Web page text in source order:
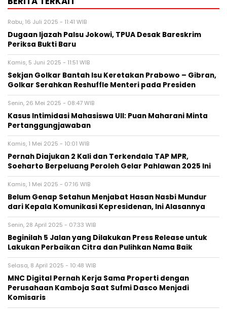
Rabu, 16 Juli 2025 - 11:41 WIB
Dugaan Ijazah Palsu Jokowi, TPUA Desak Bareskrim
Periksa Bukti Baru
Kamis, 5 Juni 2025 - 11:51 WIB
Sekjan Golkar Bantah Isu Keretakan Prabowo – Gibran,
Golkar Serahkan Reshuffle Menteri pada Presiden
Senin, 26 Mei 2025 - 08:47 WIB
Kasus Intimidasi Mahasiswa UII: Puan Maharani Minta
Pertanggungjawaban
Kamis, 1 Mei 2025 - 10:01 WIB
Pernah Diajukan 2 Kali dan Terkendala TAP MPR,
Soeharto Berpeluang Peroleh Gelar Pahlawan 2025 Ini
Kamis, 1 Mei 2025 - 07:16 WIB
Belum Genap Setahun Menjabat Hasan Nasbi Mundur
dari Kepala Komunikasi Kepresidenan, Ini Alasannya
Senin, 28 April 2025 - 07:33 WIB
Beginilah 5 Jalan yang Dilakukan Press Release untuk
Lakukan Perbaikan Citra dan Pulihkan Nama Baik
Selasa, 8 April 2025 - 10:48 WIB
MNC Digital Pernah Kerja Sama Properti dengan
Perusahaan Kamboja Saat Sufmi Dasco Menjadi
Komisaris